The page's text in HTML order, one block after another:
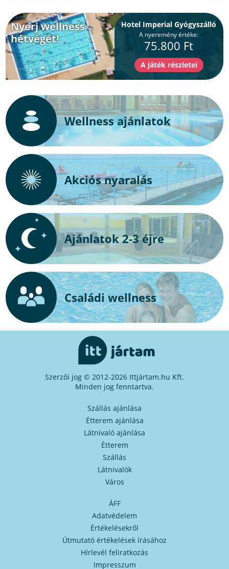
Nyerj wellness
hétvégét!
Hotel Imperial Gyógyszálló
A nyeremény értéke:
75.800 Ft
Wellness ajánlatok
Akciós nyaralás
Ajánlatok 2-3 éjre
Családi wellness
Szerzői jog © 2012-2026 Ittjártam.hu Kft.
Minden jog fenntartva.
Szállás ajánlása
Étterem ajánlása
Látnivaló ajánlása
Étterem
Szállás
Látnivalók
Város
ÁFF
Adatvédelem
Értékelésekről
Útmutató értékelések írásához
Hírlevél feliratkozás
Impresszum